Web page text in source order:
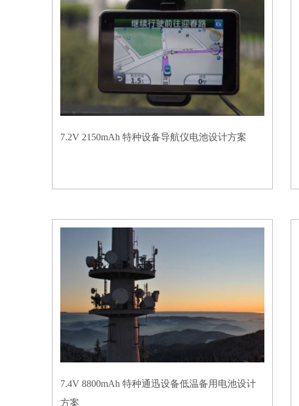
7.2V 2150mAh 特种设备导航仪电池设计方案
7.4V 8800mAh 特种通迅设备低温备用电池设计
方案